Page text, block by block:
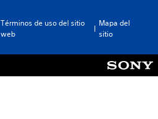
Términos de uso del sitio
web
Mapa del
sitio